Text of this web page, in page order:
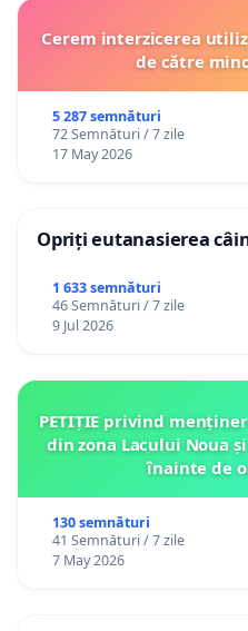
Cerem interzicerea
de către
5 287 semnături
72 Semnături / 7 zile
17 May 2026
Opriți eutanasierea
1 633 semnături
46 Semnături / 7 zile
9 Jul 2026
PETIȚIE privind
din zona Lacului Noua
înainte de
130 semnături
41 Semnături / 7 zile
7 May 2026